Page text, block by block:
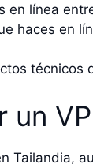
en línea
haces en
Tailandia,